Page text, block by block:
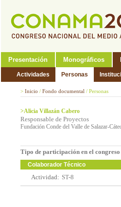
Presentación Monográficos
Actividades Personas
> Inicio / Fondo documental / Personas
>Alicia Villazán Cabero
Responsable de Proyectos
Fundación Conde del Valle de Salazar-
Tipo de participación en el congreso
Colaborador Técnico
Actividad: ST-8